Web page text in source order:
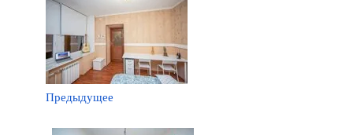
Предыдущее